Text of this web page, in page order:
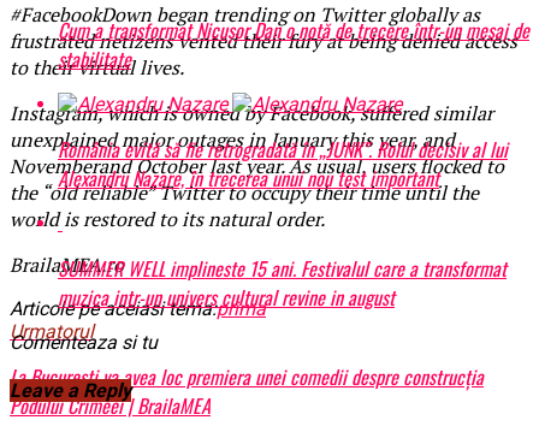
#FacebookDown began trending on Twitter globally as
frustrated netizens vented their fury at being denied access
to their virtual lives.
Instagram, which is owned by Facebook, suffered similar
unexplained major outages in January this year, and
Novemberand October last year. As usual, users flocked to
the “old reliable” Twitter to occupy their time until the
world is restored to its natural order.
BrailaMEA.ro
Articole pe aceiasi tema:prima
Urmatorul
La București va avea loc premiera unei comedii despre construcția
Podului Crimeei | BrailaMEA
Cum a transformat Nicușor Dan o notă de trecere într-un mesaj de
stabilitate
România evită să fie retrogradată în „JUNK”. Rolul decisiv al lui
Alexandru Nazare, în trecerea unui nou test important
SUMMER WELL implineste 15 ani. Festivalul care a transformat
muzica intr-un univers cultural revine in august
Comenteaza si tu
Leave a Reply